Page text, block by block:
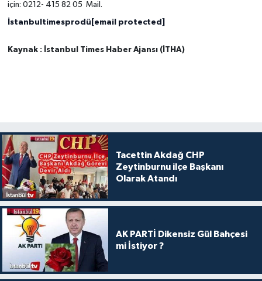
için: 0212- 415 82 05 Mail.
İstanbultimesprodü [email protected]
Kaynak : İstanbul Times Haber Ajansı (İTHA)
Tacettin Akdağ CHP
Zeytinburnu ilçe Başkanı
Olarak Atandı
AK PARTİ Dikensiz Gül Bahçesi
mi İstiyor ?